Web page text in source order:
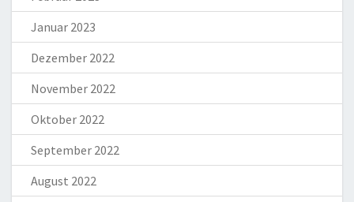
Januar 2023
Dezember 2022
November 2022
Oktober 2022
September 2022
August 2022